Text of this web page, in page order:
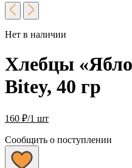
Нет в наличии
Хлебцы
Bitey, 40 гр
160 ₽/1 шт
Сообщить о поступлении